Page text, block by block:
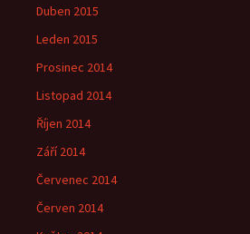
Duben 2015
Leden 2015
Prosinec 2014
Listopad 2014
Říjen 2014
Září 2014
Červenec 2014
Červen 2014